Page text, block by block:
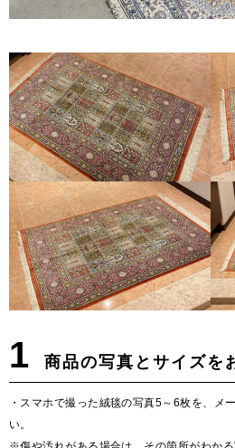
1 商品の写真とサイズを
・スマホで撮った絨毯の写真5～6枚を、メ
い。